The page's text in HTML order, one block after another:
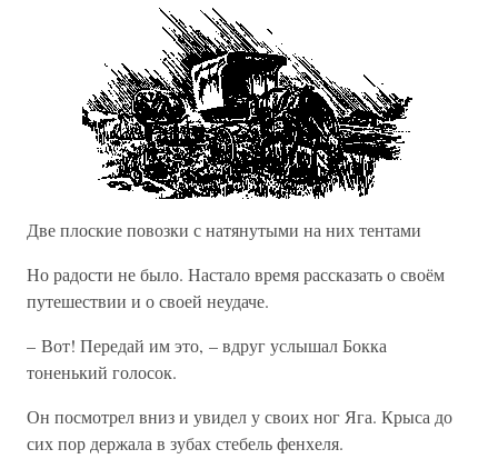
Две плоские повозки с натянутыми на них тентами
Но радости не было. Настало время рассказать о своём
путешествии и о своей неудаче.
– Вот! Передай им это, – вдруг услышал Бокка
тоненький голосок.
Он посмотрел вниз и увидел у своих ног Яга. Крыса до
сих пор держала в зубах стебель фенхеля.